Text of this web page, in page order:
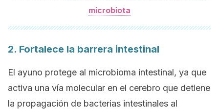
microbiota
2. Fortalece la barrera intestinal
El ayuno protege al microbioma intestinal, ya que
activa una vía molecular en el cerebro que detiene
la propagación de bacterias intestinales al